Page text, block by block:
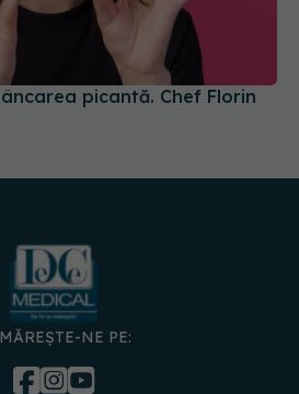
picantă. Chef Florin
NE PE: